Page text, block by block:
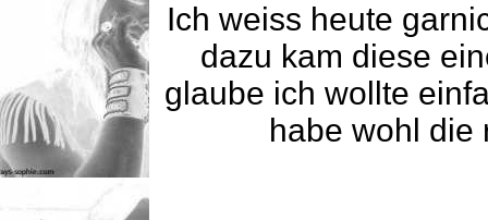
Ich weiss heute
dazu kam diese
glaube ich wollte
habe wohl die